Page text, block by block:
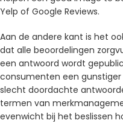
Yelp of Google Reviews.
Aan de andere kant is het
dat alle beoordelingen
een antwoord wordt
consumenten een gunstiger
slecht doordachte
termen van
evenwicht bij het beslissen